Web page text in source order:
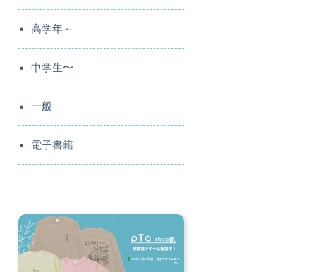
高学年～
中学生〜
一般
電子書籍